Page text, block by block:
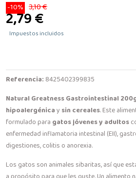
-10% 3,10 €
2,79 €
Impuestos incluidos
Referencia: 8425402399835
Natural Greatness Gastrointestinal
hipoalergénicay sin cereales. Este
formulado para gatos jóvenes y adultos
enfermedad inflamatoria intestinal (EII),
digestiones, colitis o anorexia.
Los gatos son animales sibaritas, así que